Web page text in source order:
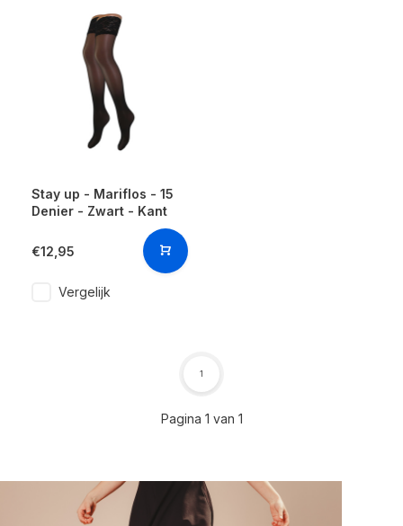
Stay up - Mariflos - 15
Denier - Zwart - Kant
€12,95
Vergelijk
Pagina 1 van 1
1